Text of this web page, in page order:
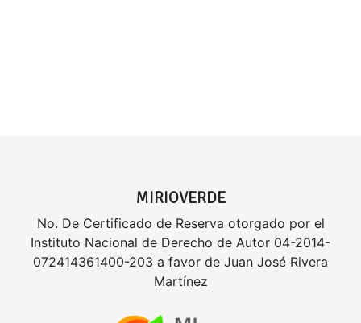
MIRIOVERDE
No. De Certificado de Reserva otorgado por el
Instituto Nacional de Derecho de Autor 04-2014-
072414361400-203 a favor de Juan José Rivera
Martínez